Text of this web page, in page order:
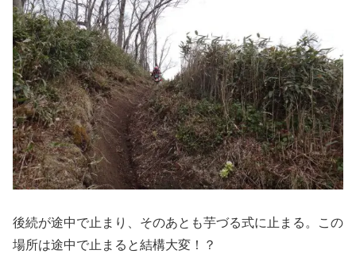
後続が途中で止まり、そのあとも芋づる式に止まる。この
場所は途中で止まると結構大変！？